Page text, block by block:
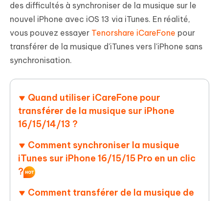
des difficultés à synchroniser de la musique sur le
nouvel iPhone avec iOS 13 via iTunes. En réalité,
vous pouvez essayer Tenorshare iCareFone pour
transférer de la musique d'iTunes vers l'iPhone sans
synchronisation.
Quand utiliser iCareFone pour
transférer de la musique sur iPhone
16/15/14/13 ?
Comment synchroniser la musique
iTunes sur iPhone 16/15/15 Pro en un clic
?
Comment transférer de la musique de